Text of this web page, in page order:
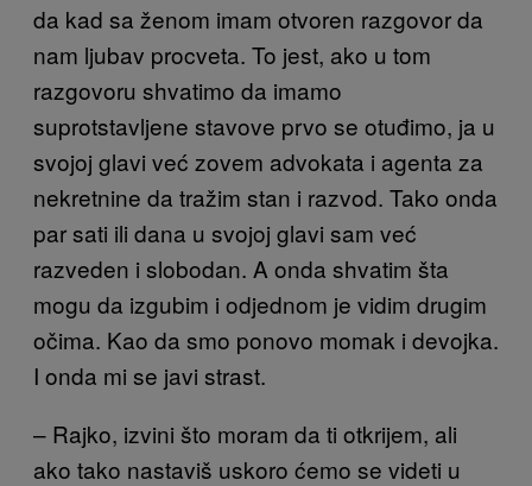
da kad sa ženom imam otvoren razgovor da
nam ljubav procveta. To jest, ako u tom
razgovoru shvatimo da imamo
suprotstavljene stavove prvo se otuđimo, ja u
svojoj glavi već zovem advokata i agenta za
nekretnine da tražim stan i razvod. Tako onda
par sati ili dana u svojoj glavi sam već
razveden i slobodan. A onda shvatim šta
mogu da izgubim i odjednom je vidim drugim
očima. Kao da smo ponovo momak i devojka.
I onda mi se javi strast.
– Rajko, izvini što moram da ti otkrijem, ali
ako tako nastaviš uskoro ćemo se videti u